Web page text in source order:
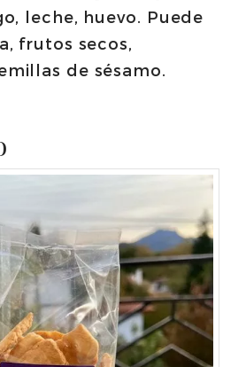
leche, huevo. Puede
frutos secos,
de sésamo.